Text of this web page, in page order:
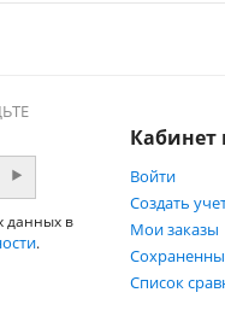
данных в
.
Кабинет
Войти
Создать
Мои заказы
Список